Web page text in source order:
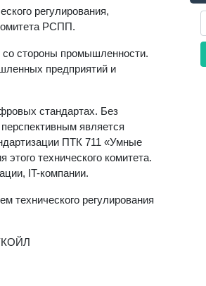
регулирования,
РСПП.
со стороны промышленности.
предприятий и
стандартах. Без
является
ПТК 711 «Умные
технического комитета.
IT-компании.
технического регулирования